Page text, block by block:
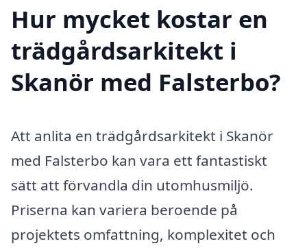
Hur mycket kostar en
trädgårdsarkitekt i
Skanör med Falsterbo?
Att anlita en trädgårdsarkitekt i Skanör
med Falsterbo kan vara ett fantastiskt
sätt att förvandla din utomhusmiljö.
Priserna kan variera beroende på
projektets omfattning, komplexitet och